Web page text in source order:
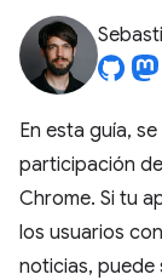
En esta guía,
participación
Chrome. Si tu
los usuarios
noticias, puede